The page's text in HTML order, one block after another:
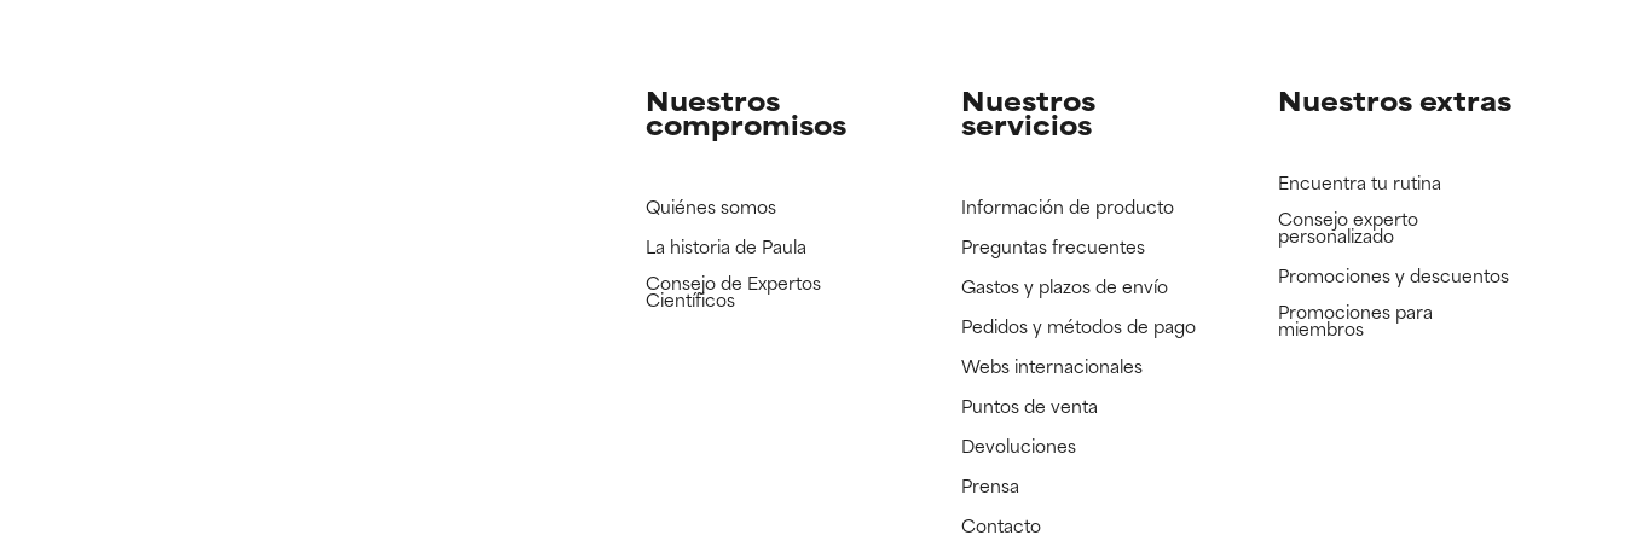
Nuestros
compromisos
Quiénes somos
La historia de Paula
Consejo de Expertos
Científicos
Nuestros
servicios
Información de producto
Preguntas frecuentes
Gastos y plazos de envío
Pedidos y métodos de pago
Webs internacionales
Puntos de venta
Devoluciones
Prensa
Contacto
Nuestros extras
Encuentra tu rutina
Consejo experto
personalizado
Promociones y descuentos​
Promociones para
miembros